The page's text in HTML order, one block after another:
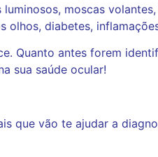
moscas
olhos, diabetes,
Quanto antes forem
sua saúde ocular!
que vão te ajudar a